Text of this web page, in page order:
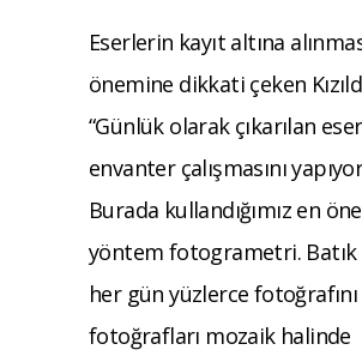
Eserlerin kayıt altına
önemine dikkati çeken
“Günlük olarak çıkarılan
envanter çalışmasını
Burada kullandığımız en
yöntem fotogrametri. Batık
her gün yüzlerce
fotoğrafları mozaik halinde